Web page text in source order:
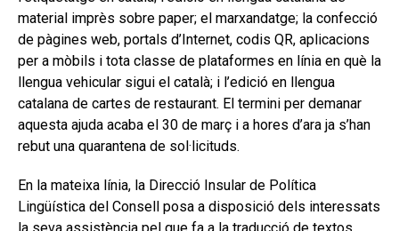
material imprès sobre paper; el marxandatge; la confecció
de pàgines web, portals d’Internet, codis QR, aplicacions
per a mòbils i tota classe de plataformes en línia en què la
llengua vehicular sigui el català; i l’edició en llengua
catalana de cartes de restaurant. El termini per demanar
aquesta ajuda acaba el 30 de març i a hores d’ara ja s’han
rebut una quarantena de sol·licituds.
En la mateixa línia, la Direcció Insular de Política
Lingüística del Consell posa a disposició dels interessats
la seva assistència pel que fa a la traducció de textos